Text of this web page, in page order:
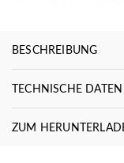
BESCHREIBUNG
TECHNISCHE DATEN
ZUM